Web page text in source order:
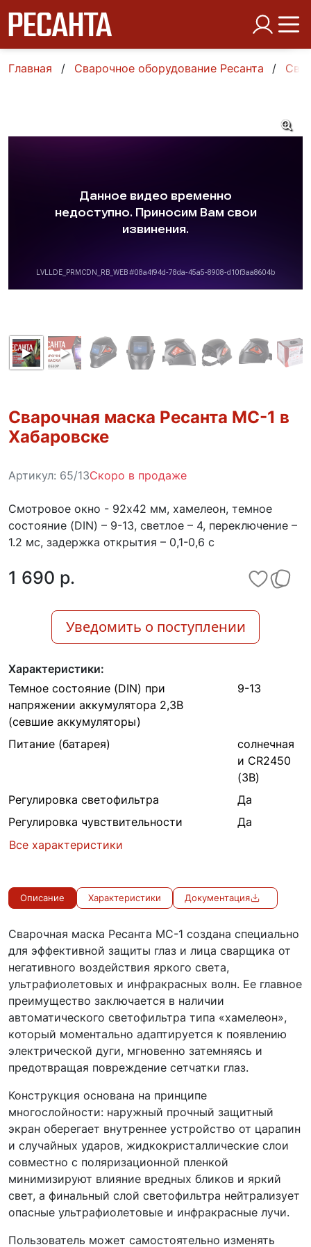
Главная Сварочное оборудование Ресанта
Сварочная маска Ресанта МС-1 в
Хабаровске
Артикул: 65/13Скоро в продаже
Смотровое окно - 92х42 мм, хамелеон, темное
состояние (DIN) – 9-13, светлое – 4, переключение –
1.2 мс, задержка открытия – 0,1-0,6 с
1 690 p.
Уведомить о поступлении
Характеристики:
Темное состояние (DIN) при
напряжении аккумулятора 2,3В
(севшие аккумуляторы)
9-13
Питание (батарея)
cолнечная
и CR2450
(3В)
Регулировка светофильтра
Да
Регулировка чувствительности
Да
Все характеристики
Описание Характеристики Документация
Сварочная маска Ресанта МС-1 создана специально
для эффективной защиты глаз и лица сварщика от
негативного воздействия яркого света,
ультрафиолетовых и инфракрасных волн. Ее главное
преимущество заключается в наличии
автоматического светофильтра типа «хамелеон»,
который моментально адаптируется к появлению
электрической дуги, мгновенно затемняясь и
предотвращая повреждение сетчатки глаз.
Конструкция основана на принципе
многослойности: наружный прочный защитный
экран оберегает внутреннее устройство от царапин
и случайных ударов, жидкокристаллические слои
совместно с поляризационной пленкой
минимизируют влияние вредных бликов и яркий
свет, а финальный слой светофильтра нейтрализует
опасные ультрафиолетовые и инфракрасные лучи.
Пользователь может самостоятельно изменять